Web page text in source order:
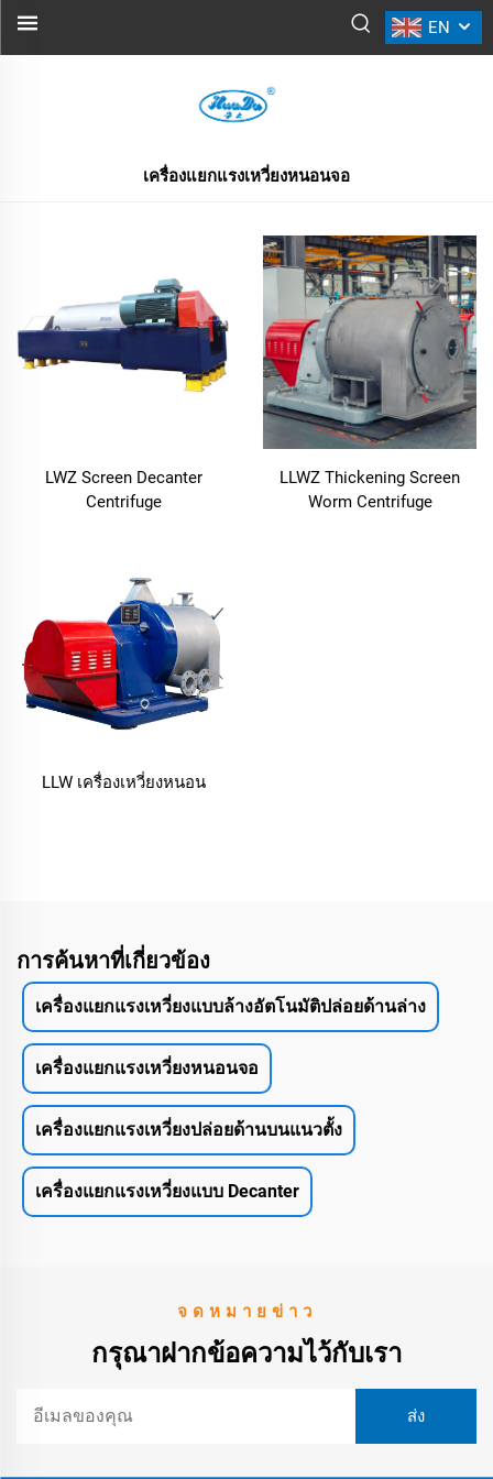
EN
เครื่องแยกแรงเหวี่ยงหนอนจอ
เครื่องแยกแรงเหวี่ยงหนอนจอ
LWZ Screen Decanter
Centrifuge
LLWZ Thickening Screen
Worm Centrifuge
LLW เครื่องเหวี่ยงหนอน
การค้นหาที่เกี่ยวข้อง
เครื่องแยกแรงเหวี่ยงแบบล้างอัตโนมัติปล่อยด้านล่าง
เครื่องแยกแรงเหวี่ยงหนอนจอ
เครื่องแยกแรงเหวี่ยงปล่อยด้านบนแนวตั้ง
เครื่องแยกแรงเหวี่ยงแบบ Decanter
จดหมายข่าว
กรุณาฝากข้อความไว้กับเรา